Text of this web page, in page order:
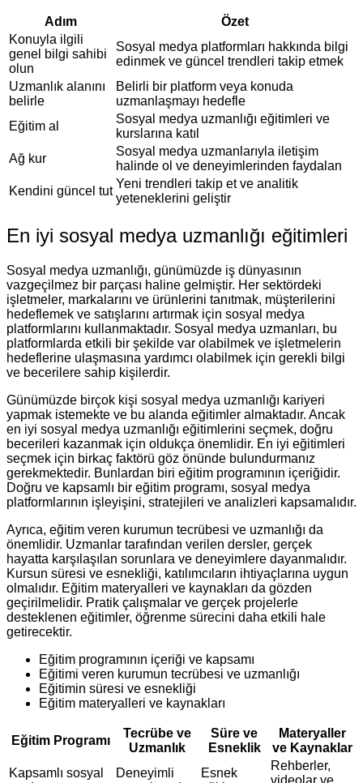
Adım
Özet
Konuyla ilgili
genel bilgi sahibi
olun
Sosyal medya platformları hakkında bilgi
edinmek ve güncel trendleri takip etmek
Uzmanlık alanını
belirle
Belirli bir platform veya konuda
uzmanlaşmayı hedefle
Eğitim al
Sosyal medya uzmanlığı eğitimleri ve
kurslarına katıl
Ağ kur
Sosyal medya uzmanlarıyla iletişim
halinde ol ve deneyimlerinden faydalan
Kendini güncel tut
Yeni trendleri takip et ve analitik
yeteneklerini geliştir
En iyi sosyal medya uzmanlığı eğitimleri
Sosyal medya uzmanlığı, günümüzde iş dünyasının
vazgeçilmez bir parçası haline gelmiştir. Her sektördeki
işletmeler, markalarını ve ürünlerini tanıtmak, müşterilerini
hedeflemek ve satışlarını artırmak için sosyal medya
platformlarını kullanmaktadır. Sosyal medya uzmanları, bu
platformlarda etkili bir şekilde var olabilmek ve işletmelerin
hedeflerine ulaşmasına yardımcı olabilmek için gerekli bilgi
ve becerilere sahip kişilerdir.
Günümüzde birçok kişi sosyal medya uzmanlığı kariyeri
yapmak istemekte ve bu alanda eğitimler almaktadır. Ancak
en iyi sosyal medya uzmanlığı eğitimlerini seçmek, doğru
becerileri kazanmak için oldukça önemlidir. En iyi eğitimleri
seçmek için birkaç faktörü göz önünde bulundurmanız
gerekmektedir. Bunlardan biri eğitim programının içeriğidir.
Doğru ve kapsamlı bir eğitim programı, sosyal medya
platformlarının işleyişini, stratejileri ve analizleri kapsamalıdır.
Ayrıca, eğitim veren kurumun tecrübesi ve uzmanlığı da
önemlidir. Uzmanlar tarafından verilen dersler, gerçek
hayatta karşılaşılan sorunlara ve deneyimlere dayanmalıdır.
Kursun süresi ve esnekliği, katılımcıların ihtiyaçlarına uygun
olmalıdır. Eğitim materyalleri ve kaynakları da gözden
geçirilmelidir. Pratik çalışmalar ve gerçek projelerle
desteklenen eğitimler, öğrenme sürecini daha etkili hale
getirecektir.
Eğitim programının içeriği ve kapsamı
Eğitimi veren kurumun tecrübesi ve uzmanlığı
Eğitimin süresi ve esnekliği
Eğitim materyalleri ve kaynakları
Eğitim Programı
Tecrübe ve
Uzmanlık
Süre ve
Esneklik
Materyaller
ve Kaynaklar
Kapsamlı sosyal
Deneyimli
Esnek
Rehberler,